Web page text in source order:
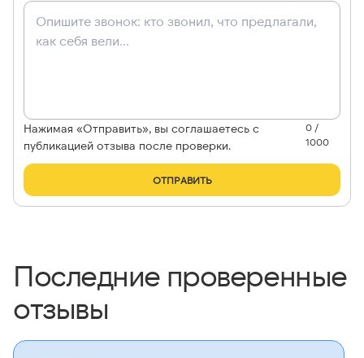
Нажимая «Отправить», вы соглашаетесь с
публикацией отзыва после проверки.
0 /
1000
ОТПРАВИТЬ
Последние проверенные
отзывы